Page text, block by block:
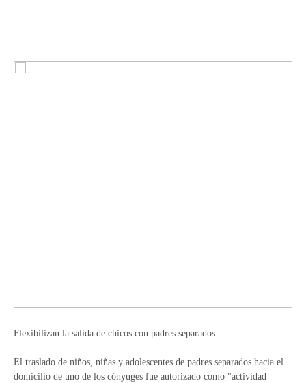
Flexibilizan la salida de chicos con padres separados
El traslado de niños, niñas y adolescentes de padres separados hacia el
domicilio de uno de los cónyuges fue autorizado como "actividad